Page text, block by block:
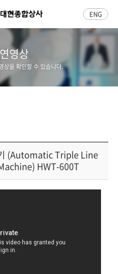
ENG
영상
상을 확인할 수 있습니다.
(Automatic Triple Line
HWT-600T